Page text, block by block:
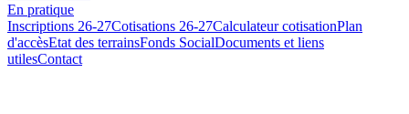
En pratique
Inscriptions 26-27Cotisations 26-27Calculateur cotisationPlan
d'accèsEtat des terrainsFonds SocialDocuments et liens
utilesContact